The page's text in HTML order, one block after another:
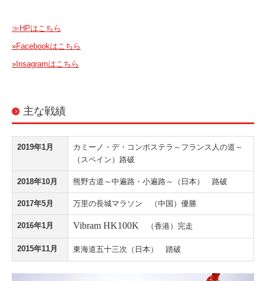
≫HPはこちら
»Facebookはこちら
»Insagramはこちら
主な戦績
2019年1月
カミーノ・デ・コンポステラ～フランス人の道～
（スペイン）路破
2018年10月 熊野古道～中遍路・小遍路～（日本） 路破
2017年5月 万里の長城マラソン （中国）優勝
2016年1月 Vibram HK100K （香港）完走
2015年11月 東海道五十三次（日本） 踏破